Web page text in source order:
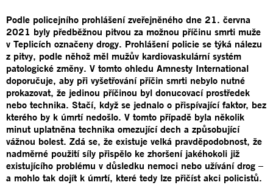
Podle policejního prohlášení zveřejněného dne 21. června
2021 byly předběžnou pitvou za možnou příčinu smrti muže
v Teplicích označeny drogy. Prohlášení policie se týká nálezu
z pitvy, podle něhož měl mužův kardiovaskulární systém
patologické změny. V tomto ohledu Amnesty International
doporučuje, aby při vyšetřování příčin smrti nebylo nutné
prokazovat, že jedinou příčinou byl donucovací prostředek
nebo technika. Stačí, když se jednalo o přispívající faktor, bez
kterého by k úmrtí nedošlo. V tomto případě byla několik
minut uplatněna technika omezující dech a způsobující
vážnou bolest. Zdá se, že existuje velká pravděpodobnost, že
nadměrné použití síly přispělo ke zhoršení jakéhokoli již
existujícího problému v důsledku nemoci nebo užívání drog –
a mohlo tak dojít k úmrtí, které tedy lze přičíst akci policistů.